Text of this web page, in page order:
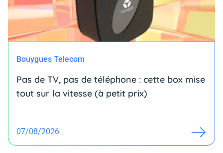
Bouygues Telecom
Pas de TV, pas de téléphone : cette box mise
tout sur la vitesse (à petit prix)
07/08/2026